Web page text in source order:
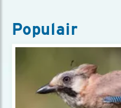
Populair